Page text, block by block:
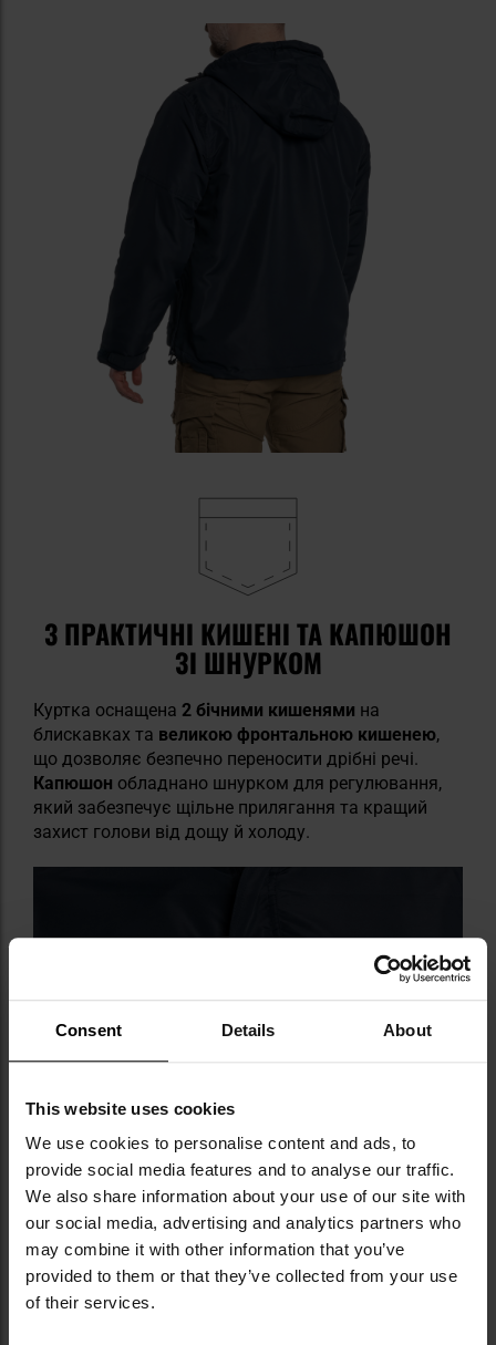
Consent Details About
This website uses cookies
We use cookies to personalise content and ads, to
provide social media features and to analyse our traffic.
We also share information about your use of our site with
our social media, advertising and analytics partners who
may combine it with other information that you’ve
provided to them or that they’ve collected from your use
of their services.
3 ПРАКТИЧНІ КИШЕНІ ТА КАПЮШОН
ЗІ ШНУРКОМ
Куртка оснащена 2 бічними кишенями на
блискавках та великою фронтальною кишенею,
що дозволяє безпечно переносити дрібні речі.
Капюшон обладнано шнурком для регулювання,
який забезпечує щільне прилягання та кращий
захист голови від дощу й холоду.